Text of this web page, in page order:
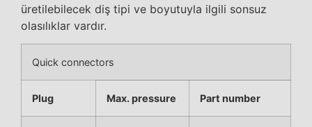
üretilebilecek diş tipi ve boyutuyla ilgili sonsuz
olasılıklar vardır.
Quick connectors
Plug Max. pressure Part number